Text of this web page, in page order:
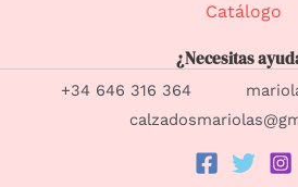
Catálogo
¿Necesitas
+34 646 316 364